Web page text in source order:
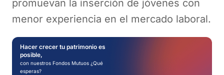
promuevan la inserción de jóvenes con
menor experiencia en el mercado laboral.
Hacer crecer tu patrimonio es
posible,
con nuestros Fondos Mutuos ¿Qué
esperas?